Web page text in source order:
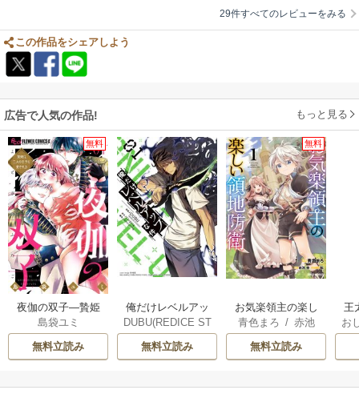
29件すべてのレビューをみる
この作品をシェアしよう
広告で人気の作品! もっと見る
無料
夜伽の双子―贄姫
は二人の王子に愛
される―
島袋ユミ
無料立読み
俺だけレベルアッ
プな件
DUBU(REDICE ST
UDIO)/Chugong/
h-goon
無料立読み
無料
お気楽領主の楽し
い領地防衛
青色まろ / 赤池
宗/転
無料立読み
王
こ
二
お